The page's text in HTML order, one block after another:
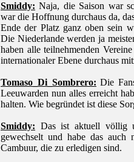
Smiddy: Naja, die Saison war
war die Hoffnung durchaus da,
Ende der Platz ganz oben sein
Die Niederlande werden ja
haben alle teilnehmenden
internationaler Ebene durchaus
Tomaso_Di_Sombrero: Die
Leeuwarden nun alles erreicht
halten. Wie begründet ist diese
Smiddy: Das ist aktuell völlig
gewechselt und habe das
Cambuur, die zu erledigen sind.